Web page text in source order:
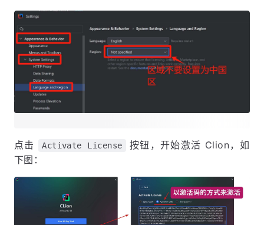
点击 Activate License
按钮，开始激活 Clion，如
下图：